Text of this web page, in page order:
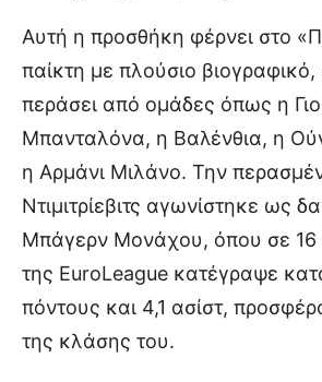
Αυτή η προσθήκη φέρνει στο
παίκτη με πλούσιο
περάσει από ομάδες όπως η
Μπανταλόνα, η Βαλένθια, η
η Αρμάνι Μιλάνο. Την
Ντιμιτρίεβιτς αγωνίστηκε ως
Μπάγερν Μονάχου, όπου σε 16
της EuroLeague κατέγραψε
πόντους και 4,1 ασίστ,
της κλάσης του.